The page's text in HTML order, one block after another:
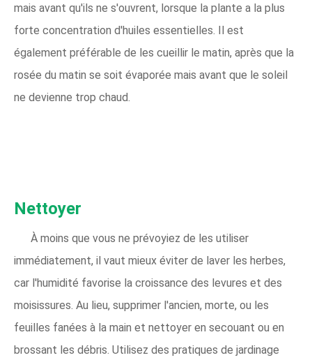
mais avant qu'ils ne s'ouvrent, lorsque la plante a la plus
forte concentration d'huiles essentielles. Il est
également préférable de les cueillir le matin, après que la
rosée du matin se soit évaporée mais avant que le soleil
ne devienne trop chaud.
Nettoyer
À moins que vous ne prévoyiez de les utiliser
immédiatement, il vaut mieux éviter de laver les herbes,
car l'humidité favorise la croissance des levures et des
moisissures. Au lieu, supprimer l'ancien, morte, ou les
feuilles fanées à la main et nettoyer en secouant ou en
brossant les débris. Utilisez des pratiques de jardinage